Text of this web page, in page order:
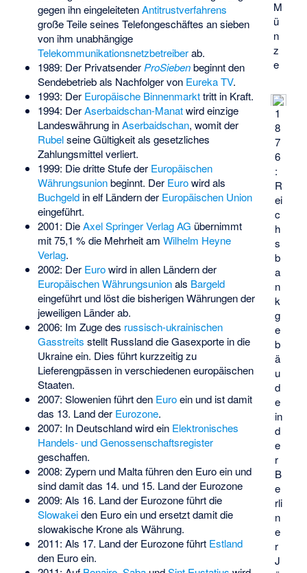
M
ü
n
z
e
1
8
7
6
:
R
ei
c
h
s
b
a
n
k
g
e
b
ä
u
d
e
in
d
e
r
B
e
rli
n
e
r
J
gegen ihn eingeleitetenAntitrustverfahrens
große Teile seines Telefongeschäftes an sieben
von ihm unabhängige
Telekommunikationsnetzbetreiberab.
1989: Der PrivatsenderProSiebenbeginnt den
Sendebetrieb als Nachfolger von Eureka TV.
1993: Der Europäische Binnenmarkttritt in Kraft.
1994: DerAserbaidschan-Manatwird einzige
Landeswährung inAserbaidschan, womit der
Rubelseine Gültigkeit als gesetzliches
Zahlungsmittel verliert.
1999: Die dritte Stufe der Europäischen
Währungsunionbeginnt. Der Eurowird als
Buchgeldin elf Ländern der Europäischen Union
eingeführt.
2001: DieAxel Springer Verlag AG übernimmt
mit 75,1 % die Mehrheit am Wilhelm Heyne
Verlag.
2002: Der Eurowird in allen Ländern der
Europäischen Währungsunionals Bargeld
eingeführt und löst die bisherigen Währungen der
jeweiligen Länder ab.
2006: Im Zuge des russisch-ukrainischen
Gasstreits stellt Russland die Gasexporte in die
Ukraine ein. Dies führt kurzzeitig zu
Lieferengpässen in verschiedenen europäischen
Staaten.
2007: Slowenien führt den Euroein und ist damit
das 13. Land der Eurozone.
2007: In Deutschland wird ein Elektronisches
Handels- und Genossenschaftsregister
geschaffen.
2008: Zypern und Malta führen den Euro ein und
sind damit das 14. und 15. Land der Eurozone
2009: Als 16. Land der Eurozone führt die
Slowakeiden Euro ein und ersetzt damit die
slowakische Krone als Währung.
2011: Als 17. Land der Eurozone führt Estland
den Euro ein.